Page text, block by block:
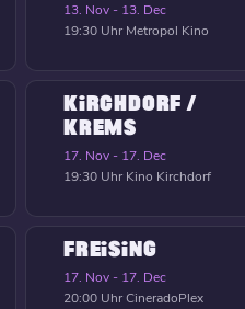
13. Nov - 13. Dec
19:30 Uhr Metropol Kino
KIRCHDORF /
KREMS
17. Nov - 17. Dec
19:30 Uhr Kino Kirchdorf
FREISING
17. Nov - 17. Dec
20:00 UhrCineradoPlex